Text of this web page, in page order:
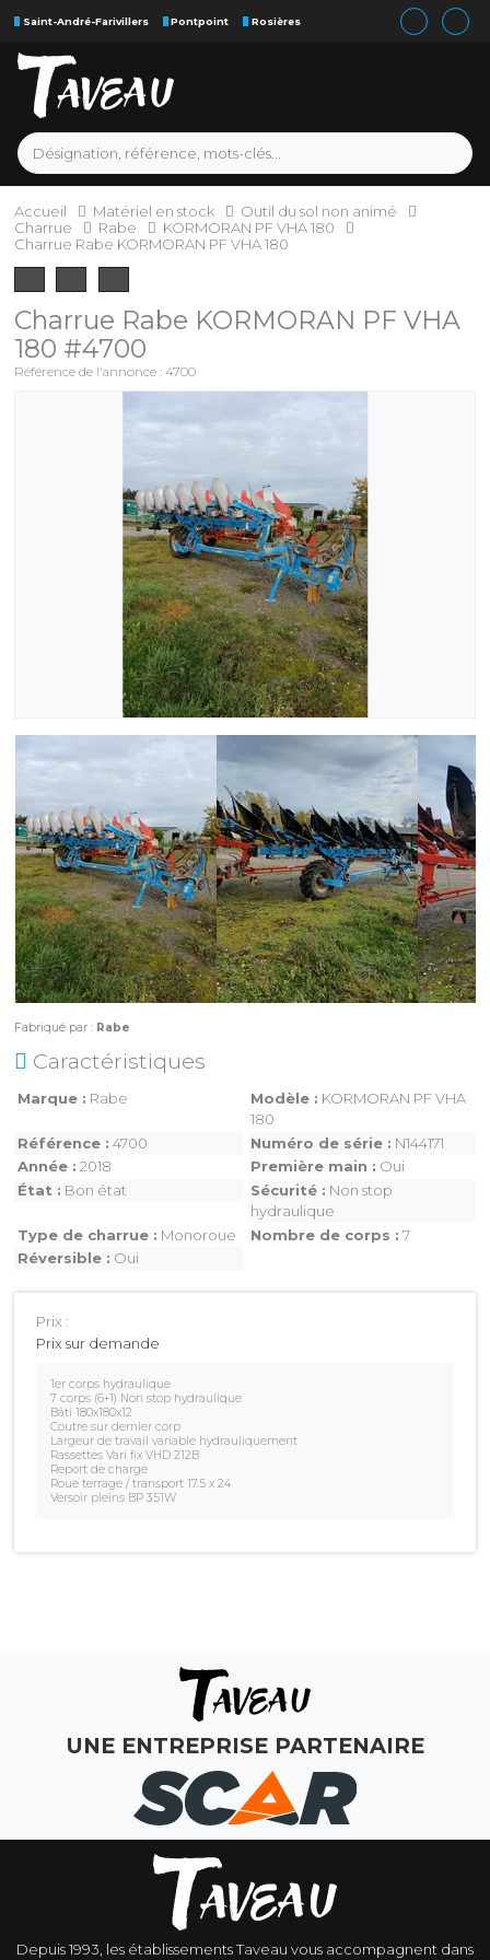
Saint-André-Farivillers Pontpoint Rosières
MAGASINS
ATELIERS
COMMERCIAL
Accueil Matériel en stock
Outil du sol non animé
Charrue
Rabe
KORMORAN PF VHA 180
Charrue Rabe KORMORAN PF VHA 180
Charrue Rabe KORMORAN PF VHA
180 #4700
Référence de l'annonce : 4700
Fabriqué par : Rabe
Prix :
Prix sur demande
1er corps hydraulique
7 corps (6+1) Non stop hydraulique
Bâti 180x180x12
Coutre sur dernier corp
Largeur de travail variable hydrauliquement
Rassettes Vari fix VHD 212B
Report de charge
Roue terrage / transport 17.5 x 24
Versoir pleins BP 351W
Caractéristiques
Marque Rabe Modèle
KORMORAN PF VHA
180
Référence
4700 Numéro de série
N144171
Année
2018 Première main
Oui
État
Bon état Sécurité
Non stop
hydraulique
Type de charrue
Monoroue Nombre de corps
7
Réversible
Oui
UNE ENTREPRISE PARTENAIRE
Depuis 1993, les établissements Taveau vous accompagnent dans